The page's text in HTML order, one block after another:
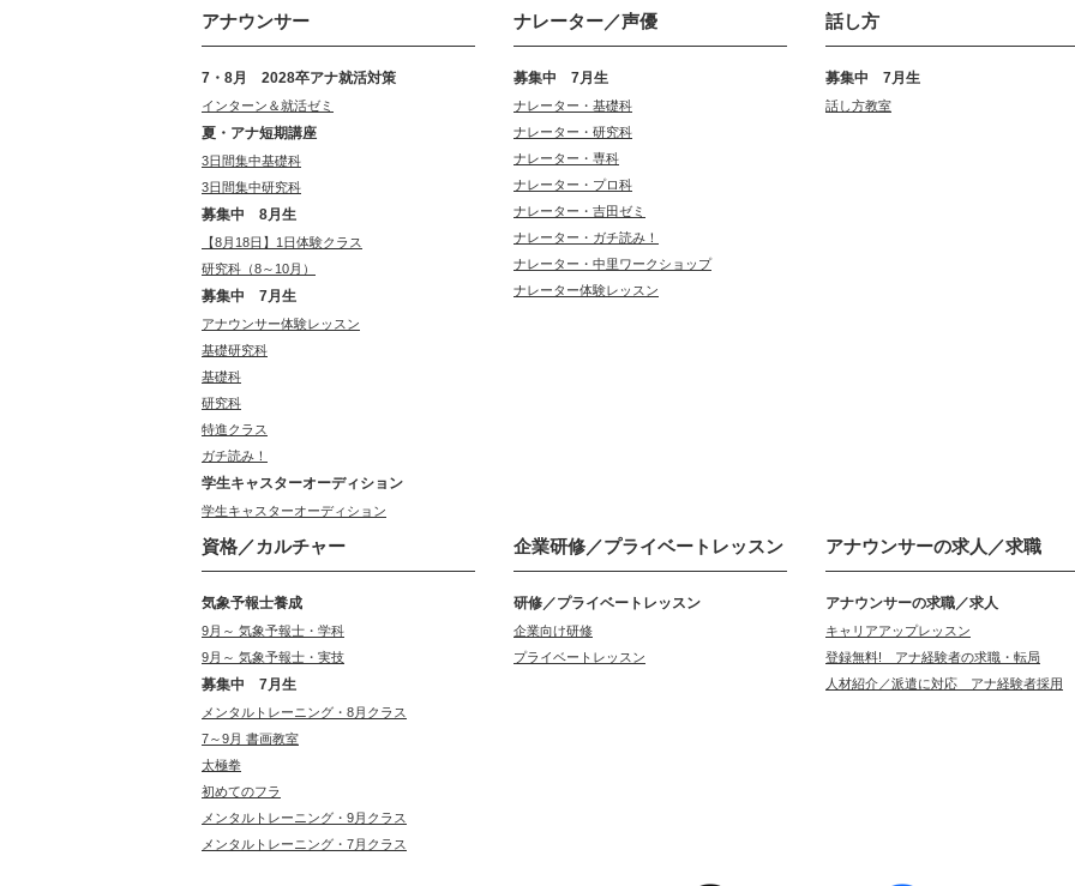
アナウンサー
7・8月 2028卒アナ就活対策
インターン＆就活ゼミ
夏・アナ短期講座
3日間集中基礎科
3日間集中研究科
募集中 8月生
【8月18日】1日体験クラス
研究科（8～10月）
募集中 7月生
アナウンサー体験レッスン
基礎研究科
基礎科
研究科
特進クラス
ガチ読み！
学生キャスターオーディション
学生キャスターオーディション
ナレーター／声優
募集中 7月生
ナレーター・基礎科
ナレーター・研究科
ナレーター・専科
ナレーター・プロ科
ナレーター・吉田ゼミ
ナレーター・ガチ読み！
ナレーター・中里ワークショップ
ナレーター体験レッスン
話し方
募集中 7月生
話し方教室
資格／カルチャー
気象予報士養成
9月～ 気象予報士・学科
9月～ 気象予報士・実技
募集中 7月生
メンタルトレーニング・8月クラス
7～9月 書画教室
太極拳
初めてのフラ
メンタルトレーニング・9月クラス
メンタルトレーニング・7月クラス
企業研修／プライベートレッスン
研修／プライベートレッスン
企業向け研修
プライベートレッスン
アナウンサーの求人／求職
アナウンサーの求職／求人
キャリアアップレッスン
登録無料! アナ経験者の求職・転局
人材紹介／派遣に対応 アナ経験者採用